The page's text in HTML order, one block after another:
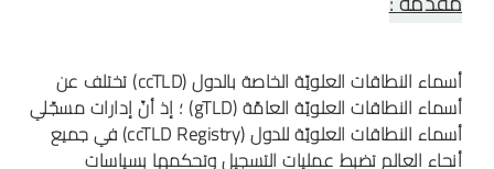
أسماء النطاقات العلويّة الخاصة بالدول (ccTLD) تختلف عن
أسماء النطاقات العلويّة العامّة (gTLD) ؛ إذ أنّ إدارات مسجّلي
أسماء النطاقات العلويّة للدول (ccTLD Registry) في جميع
أنحاء العالم تضبط عمليات التسجيل وتحكمها بسياسات